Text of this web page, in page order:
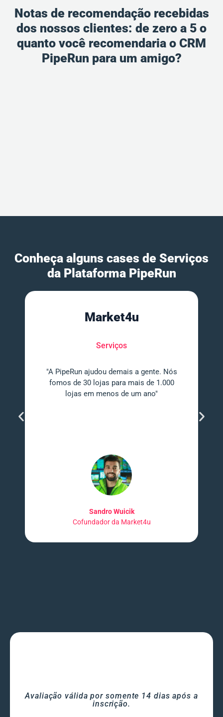
Notas de recomendação recebidas
dos nossos clientes: de zero a 5 o
quanto você recomendaria o CRM
PipeRun para um amigo?
Conheça alguns cases de Serviços
da Plataforma PipeRun
Market4u
Serviços
"A PipeRun ajudou demais a gente. Nós
fomos de 30 lojas para mais de 1.000
lojas em menos de um ano"
Sandro Wuicik
Cofundador da Market4u
Avaliação válida por somente 14 dias após a
inscrição.